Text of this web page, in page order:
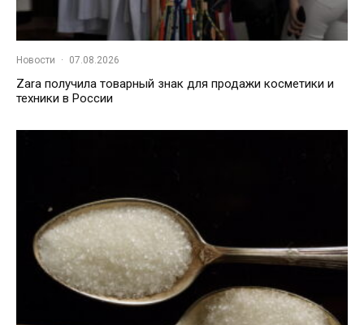
Новости · 07.08.2026
Zara получила товарный знак для продажи косметики и
техники в России